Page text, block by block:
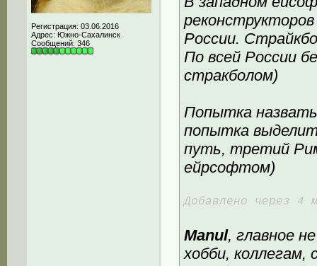
Регистрация: 03.06.2016
Адрес: Южно-Сахалинск
Сообщений: 346
России.
По всей России
стракболом)
Попытка
попытка
путь, третий
ейрсофтом)
Добавлено через 4
Manul, главное
хобби,